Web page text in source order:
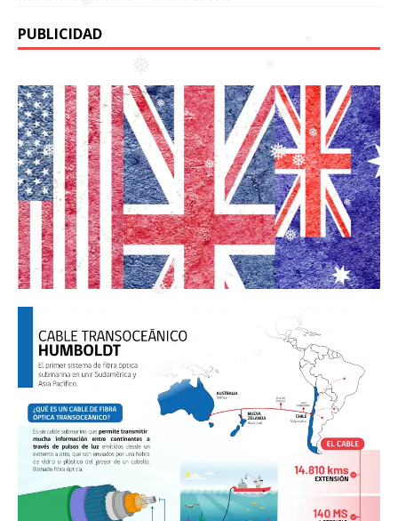
❅
❅
❅
❅
❅
❅
❅
❅
❅
❅
❅
❅
❅
PUBLICIDAD